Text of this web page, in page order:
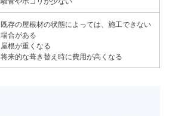
既存の屋根材の状態によっては、施工できない
場合がある
屋根が重くなる
将来的な葺き替え時に費用が高くなる